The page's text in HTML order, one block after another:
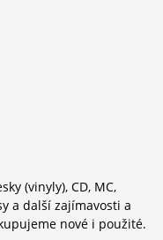
(vinyly), CD, MC,
a další zajímavosti a
nové i použité.